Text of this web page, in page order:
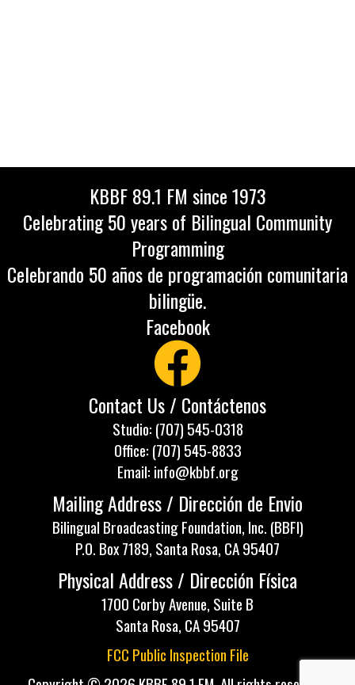
KBBF 89.1 FM since 1973
Celebrating 50 years of Bilingual Community
Programming
Celebrando 50 años de programación comunitaria
bilingüe.
Facebook
Contact Us / Contáctenos
Studio: (707) 545-0318
Office: (707) 545-8833
Email: info@kbbf.org
Mailing Address / Dirección de Envio
Bilingual Broadcasting Foundation, Inc. (BBFI)
P.O. Box 7189, Santa Rosa, CA 95407
Physical Address / Dirección Física
1700 Corby Avenue, Suite B
Santa Rosa, CA 95407
FCC Public Inspection File